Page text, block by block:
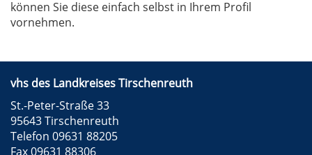
können Sie diese einfach selbst in Ihrem Profil
vornehmen.
vhs des Landkreises Tirschenreuth
St.-Peter-Straße 33
95643 Tirschenreuth
Telefon 09631 88205
Fax 09631 88306